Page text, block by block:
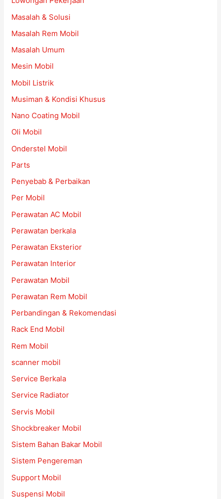
Masalah & Solusi
Masalah Rem Mobil
Masalah Umum
Mesin Mobil
Mobil Listrik
Musiman & Kondisi Khusus
Nano Coating Mobil
Oli Mobil
Onderstel Mobil
Parts
Penyebab & Perbaikan
Per Mobil
Perawatan AC Mobil
Perawatan berkala
Perawatan Eksterior
Perawatan Interior
Perawatan Mobil
Perawatan Rem Mobil
Perbandingan & Rekomendasi
Rack End Mobil
Rem Mobil
scanner mobil
Service Berkala
Service Radiator
Servis Mobil
Shockbreaker Mobil
Sistem Bahan Bakar Mobil
Sistem Pengereman
Support Mobil
Suspensi Mobil